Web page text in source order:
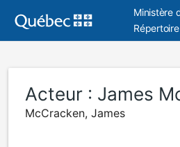
Ministère
Acteur : James
McCracken, James